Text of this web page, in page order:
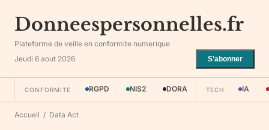
Donneespersonnelles.fr
Plateforme de veille en conformite numerique
Jeudi 6 aout 2026
S'abonner
CONFORMITE RGPD NIS2 DORA TECH IA
Accueil / Data Act